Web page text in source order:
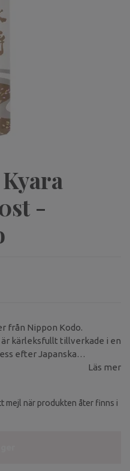
-
från Nippon Kodo.
är kärleksfullt tillverkade i en
efter Japanska
Läs mer
mejl när produkten åter finns i